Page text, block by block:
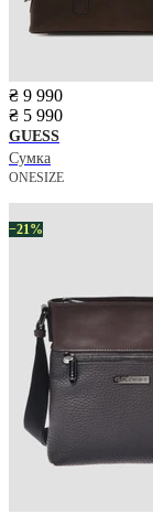
₴ 9 990
₴ 5 990
GUESS
Сумка
ONESIZE
−21%